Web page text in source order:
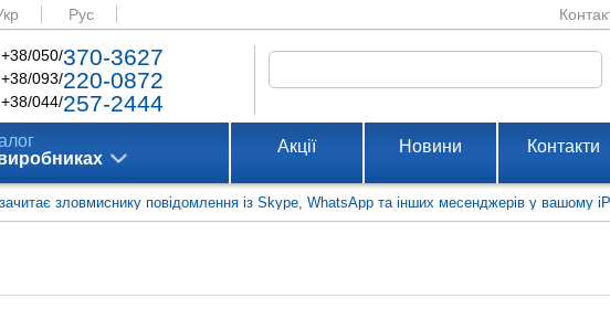
Рус
+38/050/370-3627
+38/093/220-0872
+38/044/257-2444
Акції Новини Контакти
зловмиснику повідомлення із Skype, WhatsApp та інших месенджерів у вашому